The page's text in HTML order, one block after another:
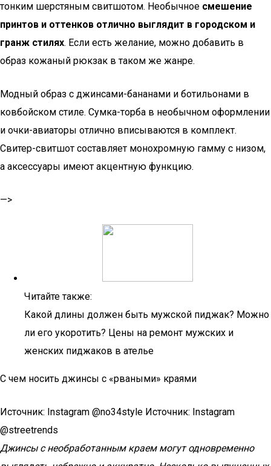
тонким шерстяным свитшотом. Необычное смешение
принтов и оттенков отлично выглядит в городском и
гранж стилях. Если есть желание, можно добавить в
образ кожаный рюкзак в таком же жанре.
Модный образ с джинсами-бананами и ботильонами в
ковбойском стиле. Сумка-торба в необычном оформлении
и очки-авиаторы отлично вписываются в комплект.
Свитер-свитшот составляет монохромную гамму с низом,
а аксессуары имеют акцентную функцию.
—>
Читайте также:
Какой длины должен быть мужской пиджак? Можно
ли его укоротить? Цены на ремонт мужских и
женских пиджаков в ателье
С чем носить джинсы с «рваными» краями
Источник: Instagram @no34style Источник: Instagram
@streetrends
Джинсы с необработанным краем могут одновременно